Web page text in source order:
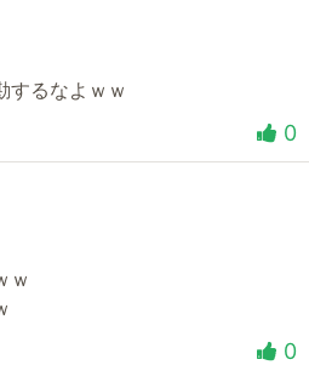
するなよｗｗ
0
ｗ
0